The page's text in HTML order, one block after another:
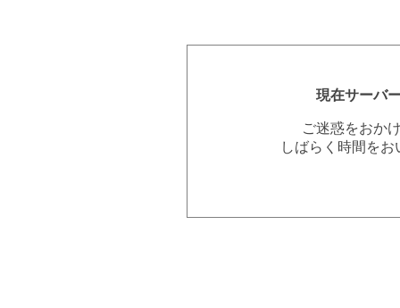
現在サーバ
ご迷惑をおか
しばらく時間を